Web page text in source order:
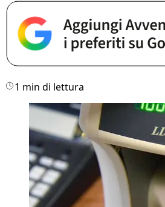
1 min di lettura